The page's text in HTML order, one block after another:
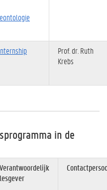
Prof. dr. Ruth
Krebs
in de
Verantwoordelijk
lesgever